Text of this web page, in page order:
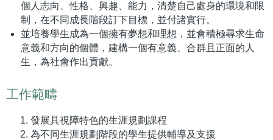
個人志向、性格、興趣、能力，清楚自己處身的環境和限
制，在不同成長階段訂下目標，並付諸實行。
並培養學生成為一個擁有夢想和理想，並會積極尋求生命
意義和方向的個體，建構一個有意義、合群且正面的人
生，為社會作出貢獻。
工作範疇
發展具視障特色的生涯規劃課程
為不同生涯規劃階段的學生提供輔導及支援